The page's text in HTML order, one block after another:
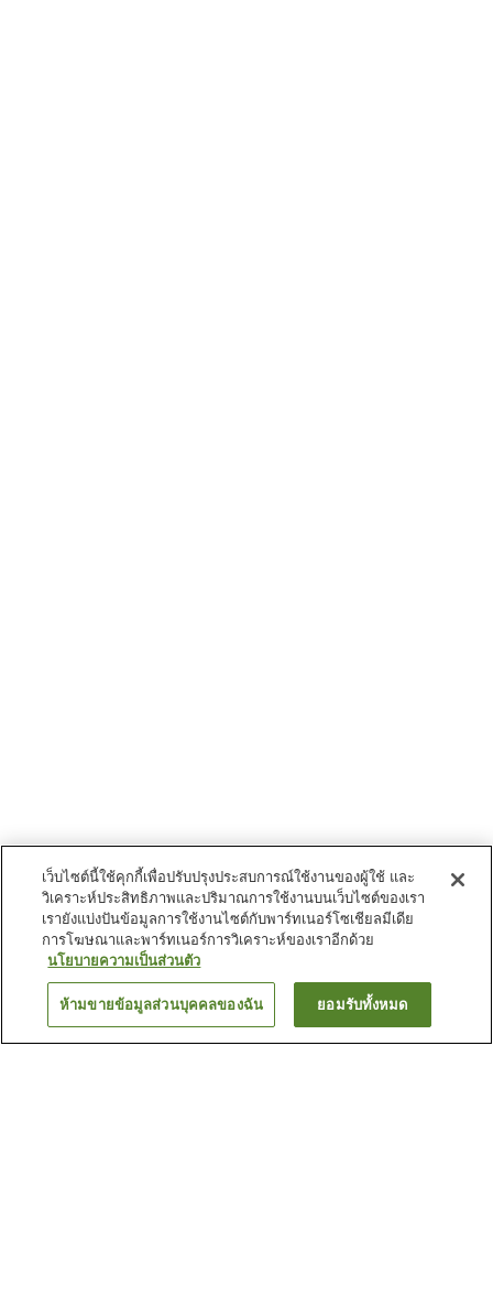
ย้อนกลับ
เว็บไซต์นี้ใช้คุกกี้เพื่อปรับปรุงประสบการณ์ใช้งานของผู้ใช้ และ
วิเคราะห์ประสิทธิภาพและปริมาณการใช้งานบนเว็บไซต์ของเรา
เรายังแบ่งปันข้อมูลการใช้งานไซต์กับพาร์ทเนอร์โซเชียลมีเดีย
การโฆษณาและพาร์ทเนอร์การวิเคราะห์ของเราอีกด้วย
นโยบายความเป็นส่วนตัว
ห้ามขายข้อมูลส่วนบุคคลของฉัน ยอมรับทั้งหมด